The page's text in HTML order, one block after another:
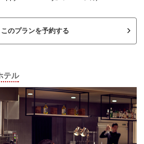
このプランを予約する
テル